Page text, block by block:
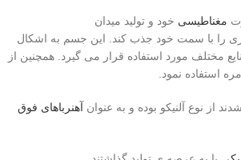
مغناطیسی خود و تولید میدان
را با سمت خود جذب کند. این جسم به اشکال
مختلف مورد استفاده قرار می گیرد. همچنین از
استفاده نمود.
از نوع آلنیکو بوده و به عنوان آهنرباهای فوق